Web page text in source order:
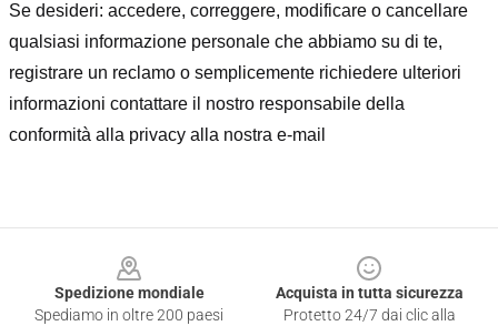
Se desideri: accedere, correggere, modificare o cancellare
qualsiasi informazione personale che abbiamo su di te,
registrare un reclamo o semplicemente richiedere ulteriori
informazioni contattare il nostro responsabile della
conformità alla privacy alla nostra e-mail
Spedizione mondiale
Spediamo in oltre 200 paesi
Acquista in tutta sicurezza
Protetto 24/7 dai clic alla